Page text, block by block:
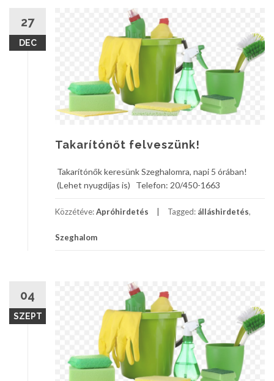
27
DEC
Takarítónőt felveszünk!
Takarítónők keresünk Szeghalomra, napi 5 órában!
(Lehet nyugdíjas is) Telefon: 20/450-1663
Közzétéve:Apróhirdetés Tagged: álláshirdetés,
Szeghalom
04
SZEPT